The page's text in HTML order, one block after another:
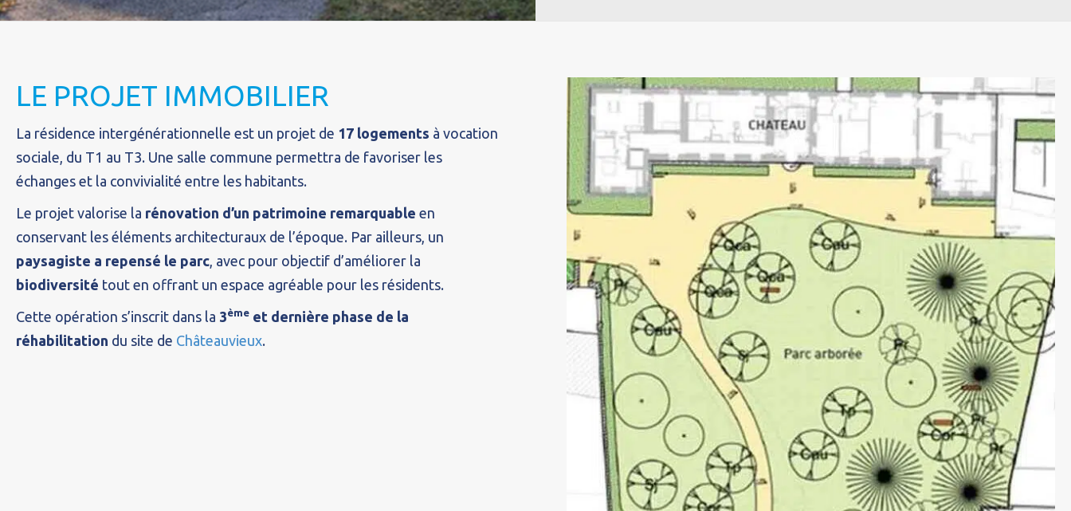
LE PROJET IMMOBILIER
La résidence intergénérationnelle est un projet de 17 logements à vocation
sociale, du T1 au T3. Une salle commune permettra de favoriser les
échanges et la convivialité entre les habitants.
Le projet valorise la rénovation d’un patrimoine remarquable en
conservant les éléments architecturaux de l’époque. Par ailleurs, un
paysagiste a repensé le parc, avec pour objectif d’améliorer la
biodiversité tout en offrant un espace agréable pour les résidents.
Cette opération s’inscrit dans la 3ème et dernière phase de la
réhabilitation du site de Châteauvieux.